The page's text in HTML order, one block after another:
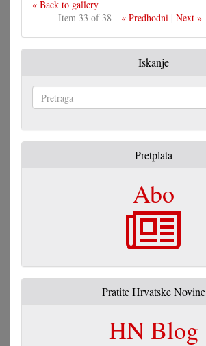
« Back to gallery
Item 33 of 38
« Predhodni| Next »
Iskanje
Pretplata
Abo
Pratite Hrvatske Novine
HN Blog